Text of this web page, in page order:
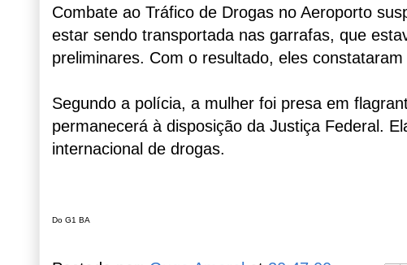
Combate ao Tráfico de Drogas no Aeroporto
estar sendo transportada nas garrafas, que
preliminares. Com o resultado, eles
Segundo a polícia, a mulher foi presa em
permanecerá à disposição da Justiça Federal.
internacional de drogas.
Do G1 BA